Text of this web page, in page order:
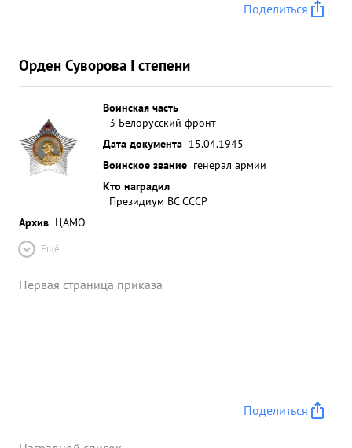
Поделиться
Орден Суворова I степени
Воинская часть
3 Белорусский фронт
Дата документа 15.04.1945
Воинское звание генерал армии
Кто наградил
Президиум ВС СССР
Архив ЦАМО
Ещё
Первая страница приказа
Поделиться